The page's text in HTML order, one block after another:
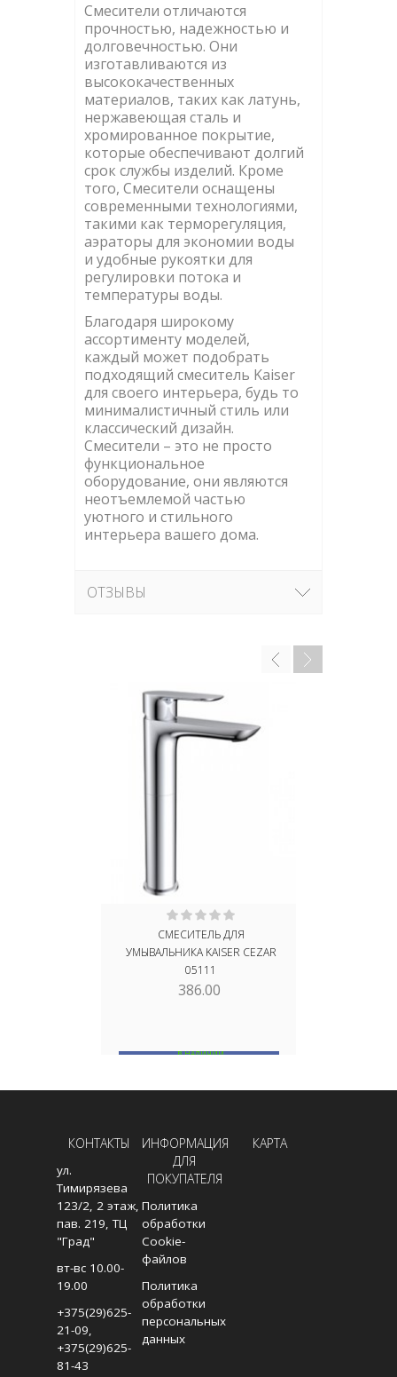
Смесители отличаются
прочностью, надежностью и
долговечностью. Они
изготавливаются из
высококачественных
материалов, таких как латунь,
нержавеющая сталь и
хромированное покрытие,
которые обеспечивают долгий
срок службы изделий. Кроме
того, Смесители оснащены
современными технологиями,
такими как терморегуляция,
аэраторы для экономии воды
и удобные рукоятки для
регулировки потока и
температуры воды.
Благодаря широкому
ассортименту моделей,
каждый может подобрать
подходящий смеситель Kaiser
для своего интерьера, будь то
минималистичный стиль или
классический дизайн.
Смесители – это не просто
функциональное
оборудование, они являются
неотъемлемой частью
уютного и стильного
интерьера вашего дома.
ОТЗЫВЫ
СМЕСИТЕЛЬ ДЛЯ
УМЫВАЛЬНИКА KAISER CEZAR
05111
386.00
В НАЛИЧИИ
КОНТАКТЫ
ул.
Тимирязева
123/2, 2 этаж,
пав. 219, ТЦ
"Град"
вт-вс 10.00-
19.00
+375(29)625-
21-09,
+375(29)625-
81-43
ИНФОРМАЦИЯ
ДЛЯ
ПОКУПАТЕЛЯ
Политика
обработки
Cookie-
файлов
Политика
обработки
персональных
данных
КАРТА